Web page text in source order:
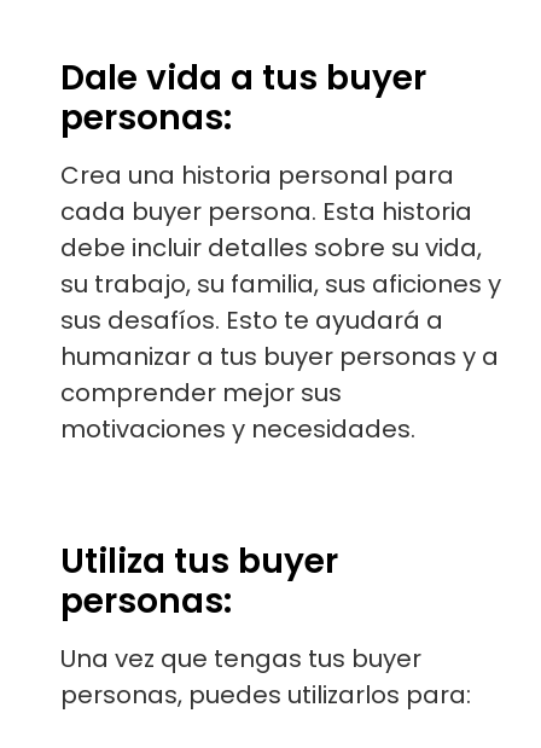
Dale vida a tus buyer
personas:
Crea una historia personal para
cada buyer persona. Esta historia
debe incluir detalles sobre su vida,
su trabajo, su familia, sus aficiones y
sus desafíos. Esto te ayudará a
humanizar a tus buyer personas y a
comprender mejor sus
motivaciones y necesidades.
Utiliza tus buyer
personas:
Una vez que tengas tus buyer
personas, puedes utilizarlos para: